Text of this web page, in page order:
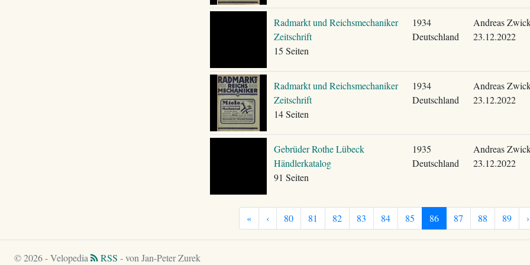
Radmarkt und Reichsmechaniker
Zeitschrift
15 Seiten
1934
Deutschland
Andreas
23.12.2022
Radmarkt und Reichsmechaniker
Zeitschrift
14 Seiten
1934
Deutschland
Andreas
23.12.2022
Gebrüder Rothe Lübeck
Händlerkatalog
91 Seiten
1935
Deutschland
Andreas
23.12.2022
« ‹ 80 81 82 83 84 85 86 87 88 89 ›
© 2026 - Velopedia RSS - von Jan-Peter Zurek